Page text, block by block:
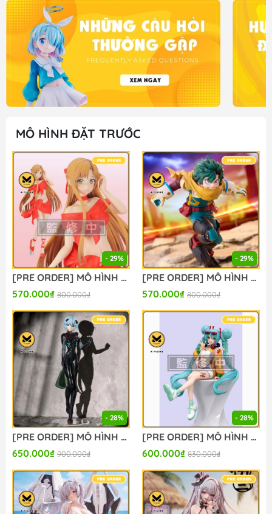
MÔ HÌNH ĐẶT TRƯỚC
- 29%
[PRE ORDER] MÔ HÌNH Sword Art Online - Asuna - BiCute Ribbons (FuRyu) FIGURE CHÍNH HÃNG
570.000₫ 800.000₫
- 29%
[PRE ORDER] MÔ HÌNH Boku no Hero Academia The Movie: You're Next - Midoriya Izuku (FuRyu) FIGURE CHÍNH HÃNG
570.000₫ 800.000₫
- 28%
[PRE ORDER] MÔ HÌNH Evangelion Shin Gekijouban - Ayanami Rei (Tentative Name) - Figurizm Alpha - Plugsuit Ver. (Sega Fave) FIGURE CHÍNH HÃNG
650.000₫ 900.000₫
- 28%
[PRE ORDER] MÔ HÌNH Vocaloid - Hatsune Miku - Noodle Stopper Figure - Digital Stars 2025 (FuRyu) FIGURE CHÍNH HÃNG
600.000₫ 830.000₫